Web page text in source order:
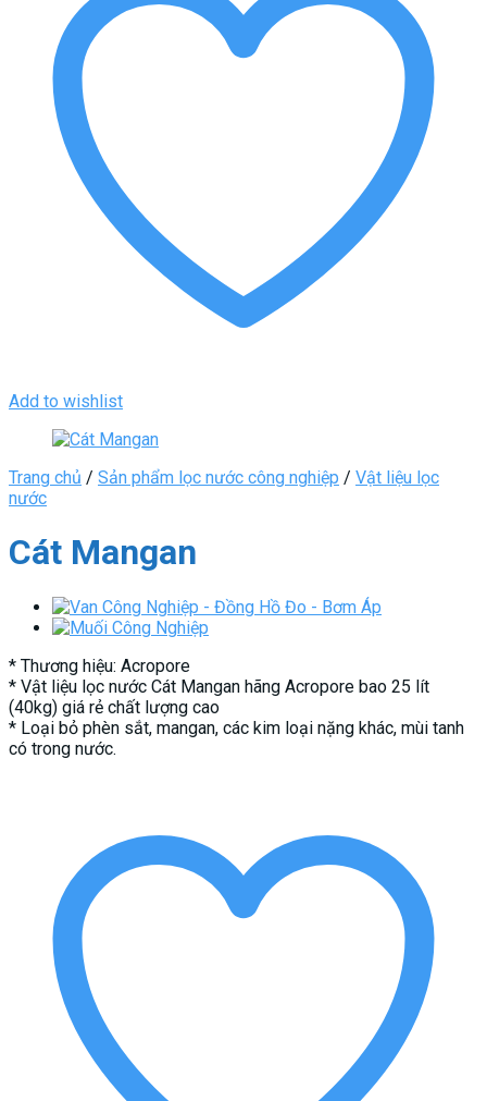
Add to wishlist
Trang chủ / Sản phẩm lọc nước công nghiệp / Vật liệu lọc
nước
Cát Mangan
* Thương hiệu: Acropore
* Vật liệu lọc nước Cát Mangan hãng Acropore bao 25 lít
(40kg) giá rẻ chất lượng cao
* Loại bỏ phèn sắt, mangan, các kim loại nặng khác, mùi tanh
có trong nước.